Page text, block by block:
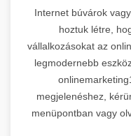
Internet búvárok
hoztuk létre,
vállalkozásokat az
legmodernebb
megjelenéshez,
menüpontban vagy